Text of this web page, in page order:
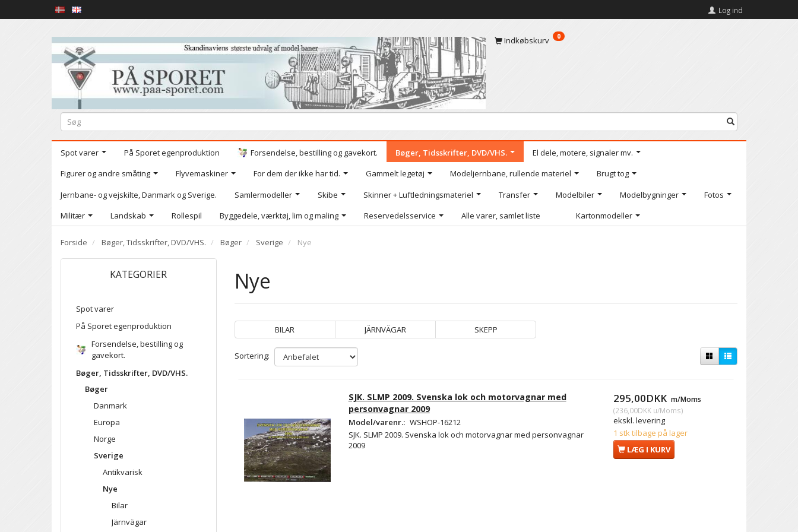
Log ind
Indkøbskurv 0
Spot varer På Sporet egenproduktion Forsendelse, bestilling og gavekort. Bøger, Tidsskrifter, DVD/VHS.
El dele, motere, signaler mv.
Figurer og andre småting
Flyvemaskiner For dem der ikke har tid. Gammelt legetøj Modeljernbane, rullende materiel
Brugt tog
Jernbane- og vejskilte, Danmark og Sverige.
Samlermodeller Skibe Skinner + Luftledningsmateriel Transfer Modelbiler Modelbygninger
Fotos
Militær
Landskab Rollespil Byggedele, værktøj, lim og maling Reservedelsservice Alle varer, samlet liste Kartonmodeller
Forside Bøger, Tidsskrifter, DVD/VHS. Bøger Sverige Nye
KATEGORIER
Spot varer
På Sporet egenproduktion
Forsendelse, bestilling og
gavekort.
Bøger, Tidsskrifter, DVD/VHS.
Bøger
Danmark
Europa
Norge
Sverige
Antikvarisk
Nye
Bilar
Järnvägar
Nye
BILAR JÄRNVÄGAR SKEPP
Sortering:
SJK. SLMP 2009. Svenska lok och motorvagnar med
personvagnar 2009
Model/varenr.: WSHOP-16212
SJK. SLMP 2009. Svenska lok och motorvagnar med personvagnar
2009
295,00DKK m/Moms
(236,00DKKu/Moms)
ekskl. levering
1 stk tilbage på lager
LÆG I KURV